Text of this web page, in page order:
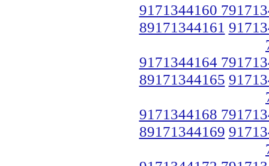
9171344160
89171344161
9171344164
89171344165
9171344168
89171344169